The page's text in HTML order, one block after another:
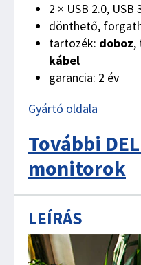
2 × USB 2.0, USB
dönthető,
tartozék: doboz,
kábel
garancia: 2 év
Gyártó oldala
További
monitorok
LEÍRÁS